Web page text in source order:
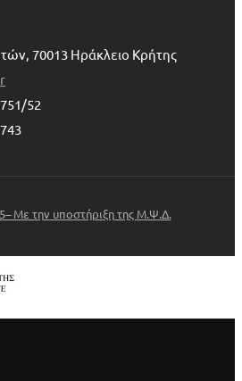
70013 Ηράκλειο Κρήτης
52
Με την υποστήριξη της Μ.Ψ.Δ.